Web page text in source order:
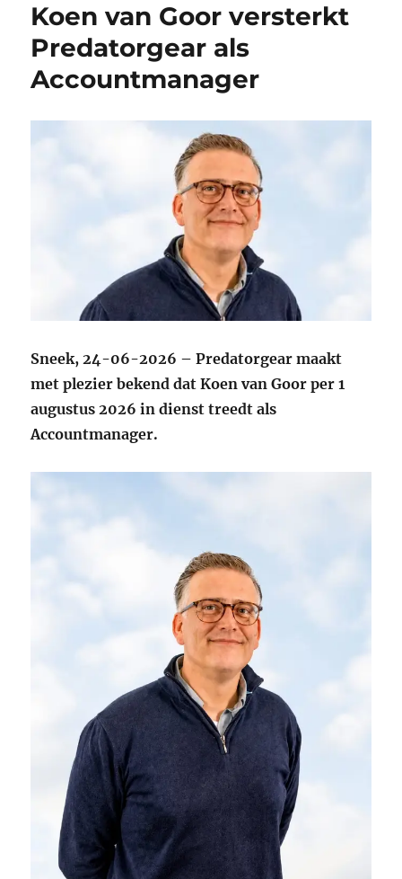
Koen van Goor versterkt
Predatorgear als
Accountmanager
Sneek, 24-06-2026 – Predatorgear maakt
met plezier bekend dat Koen van Goor per 1
augustus 2026 in dienst treedt als
Accountmanager.